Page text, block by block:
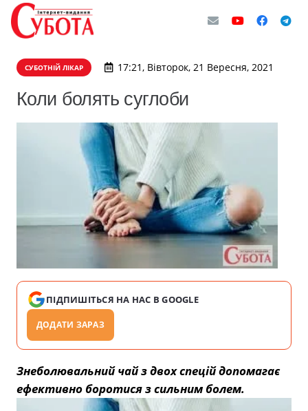
СУБОТНІЙ ЛІКАР 17:21, Вівторок, 21 Вересня, 2021
Коли болять суглоби
ПІДПИШІТЬСЯ НА НАС В GOOGLE
ДОДАТИ ЗАРАЗ
Знеболювальний чай з двох спецій допомагає
ефективно боротися з сильним болем.